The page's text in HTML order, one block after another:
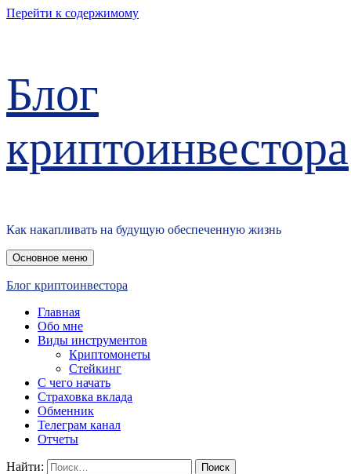
Перейти к содержимому
Блог
криптоинвестора
Как накапливать на будущую обеспеченную жизнь
Основное меню
Блог криптоинвестора
Главная
Обо мне
Виды инструментов
Криптомонеты
Стейкинг
С чего начать
Страховка вклада
Обменник
Телеграм канал
Отчеты
Найти: